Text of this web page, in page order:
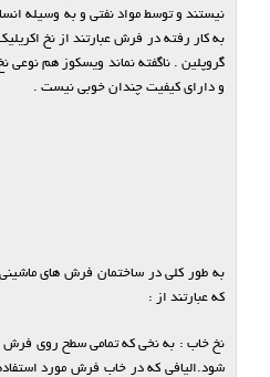
نیستند و توسط مواد نفتی و به وسیله
به کار رفته در فرش عبارتند از نخ
گروپلین . ناگفته نماند ویسکوز هم نوعی
و دارای کیفیت چندان خوبی نیست .
به طور کلی در ساختمان فرش های
که عبارتند از :
نخ خاب : به نخی که تمامی سطح روی فرش
شود.الیافی که در خاب فرش مورد